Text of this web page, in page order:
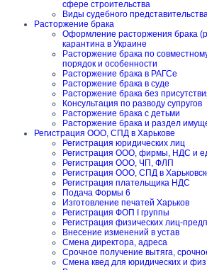
сфере строительства
Виды судебного
Расторжение брака
Оформление расторжения брака
карантина в Украине
Расторжение брака по
порядок и особенности
Расторжение брака в РАГСе
Расторжение брака в суде
Расторжение брака без
Консультация по разводу супругов
Расторжение брака с детьми
Расторжение брака и раздел
Регистрация ООО, СПД в Харькове
Регистрация юридических лиц
Регистрация ООО, фирмы, НДС и
Регистрация ООО, ЧП, ФЛП
Регистрация ООО, СПД в
Регистрация плательщика НДС
Подача Формы 6
Изготовление печатей Харьков
Регистрация ФОП I группы
Регистрация физических лиц-
Внесение изменений в устав
Смена директора, адреса
Срочное получение вытяга,
Смена квед для юридических и